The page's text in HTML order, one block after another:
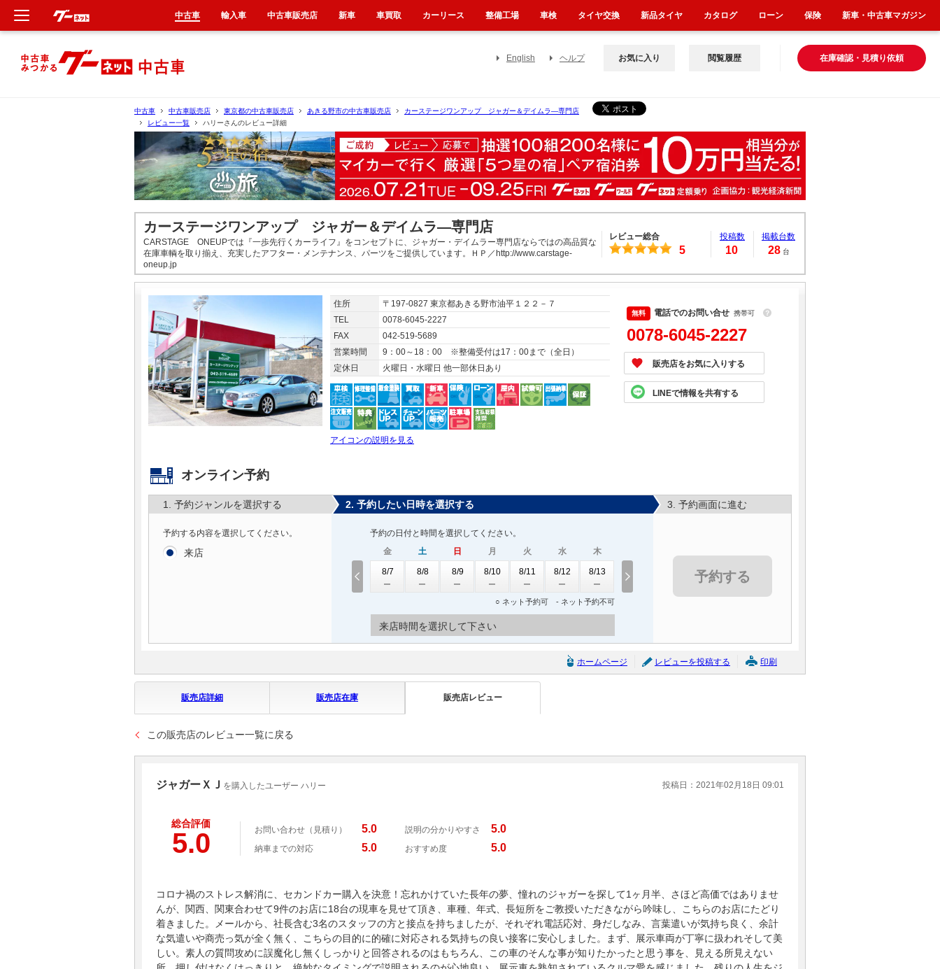
English ヘルプ 在庫確認・見積り依頼
お気に入り 閲覧履歴
中古車 中古車販売店 東京都の中古車販売店 あきる野市の中古車販売店
カーステージワンアップ ジャガー＆デイムラ―専門店
レビュー一覧
ハリーさんのレビュー詳細
カーステージワンアップ ジャガー＆デイムラ―専門店
CARSTAGE ONEUPでは『一歩先行くカーライフ』をコンセプトに、ジャガー・デイムラー専門店ならではの高品質な
在庫車輌を取り揃え、充実したアフター・メンテナンス、パーツをご提供しています。ＨＰ／http://www.carstage-
oneup.jp
レビュー総合
5
投稿数
10
掲載台数
28 台
住所
〒197-0827 東京都あきる野市油平１２２－７
TEL
0078-6045-2227
FAX
042-519-5689
営業時間
9：00～18：00 ※整備受付は17：00まで（全日）
定休日
火曜日・水曜日 他一部休日あり
アイコンの説明を見る
電話でのお問い合せ 携帯可 ？
0078-6045-2227
販売店をお気に入りする
LINEで情報を共有する
オンライン予約
1. 予約ジャンルを選択する
予約する内容を選択してください。
来店
2. 予約したい日時を選択する
予約の日付と時間を選択してください。
金
8/7
土
8/8
日
8/9
月
8/10
火
8/11
水
8/12
木
8/13
○ ネット予約可 - ネット予約不可
来店時間を選択して下さい
3. 予約画面に進む
予約する
ホームページ レビューを投稿する 印刷
販売店詳細 販売店在庫 販売店レビュー
この販売店のレビュー一覧に戻る
ジャガーＸＪ を購入したユーザー ハリー 投稿日：2021年02月18日 09:01
総合評価
5.0 お問い合わせ（見積り） 5.0 説明の分かりやすさ 5.0
納車までの対応 5.0 おすすめ度 5.0
コロナ禍のストレス解消に、セカンドカー購入を決意！忘れかけていた長年の夢、憧れのジャガーを探して1ヶ月半、さほど高価ではありませ
んが、関西、関東合わせて9件のお店に18台の現車を見せて頂き、車種、年式、長短所をご教授いただきながら吟味し、こちらのお店にたどり
着きました。メールから、社長含む3名のスタッフの方と接点を持ちましたが、それぞれ電話応対、身だしなみ、言葉遣いが気持ち良く、余計
な気遣いや商売っ気が全く無く、こちらの目的に的確に対応される気持ちの良い接客に安心しました。まず、展示車両が丁寧に扱われそして美
しい。素人の質問攻めに誤魔化し無くしっかりと回答されるのはもちろん、この車のそんな事が知りたかったと思う事を、見える所見えない
中古車 輸入車 中古車販売店 新車 車買取 カーリース 整備工場 車検 タイヤ交換 新品タイヤ カタログ ローン 保険 新車・中古車マガジン
新車